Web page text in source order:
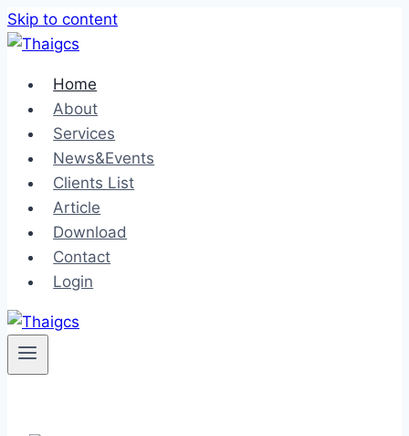
Skip to content
Home
About
Services
News&Events
Clients List
Article
Download
Contact
Login